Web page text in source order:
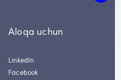
Aloqa uchun
LinkedIn
Facebook